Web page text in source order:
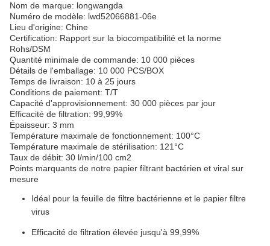
Nom de marque: longwangda
Numéro de modèle: lwd52066881-06e
Lieu d'origine: Chine
Certification: Rapport sur la biocompatibilité et la norme
Rohs/DSM
Quantité minimale de commande: 10 000 pièces
Détails de l'emballage: 10 000 PCS/BOX
Temps de livraison: 10 à 25 jours
Conditions de paiement: T/T
Capacité d'approvisionnement: 30 000 pièces par jour
Efficacité de filtration: 99,99%
Épaisseur: 3 mm
Température maximale de fonctionnement: 100°C
Température maximale de stérilisation: 121°C
Taux de débit: 30 l/min/100 cm2
Points marquants de notre papier filtrant bactérien et viral sur
mesure
Idéal pour la feuille de filtre bactérienne et le papier filtre
virus
Efficacité de filtration élevée jusqu'à 99,99%